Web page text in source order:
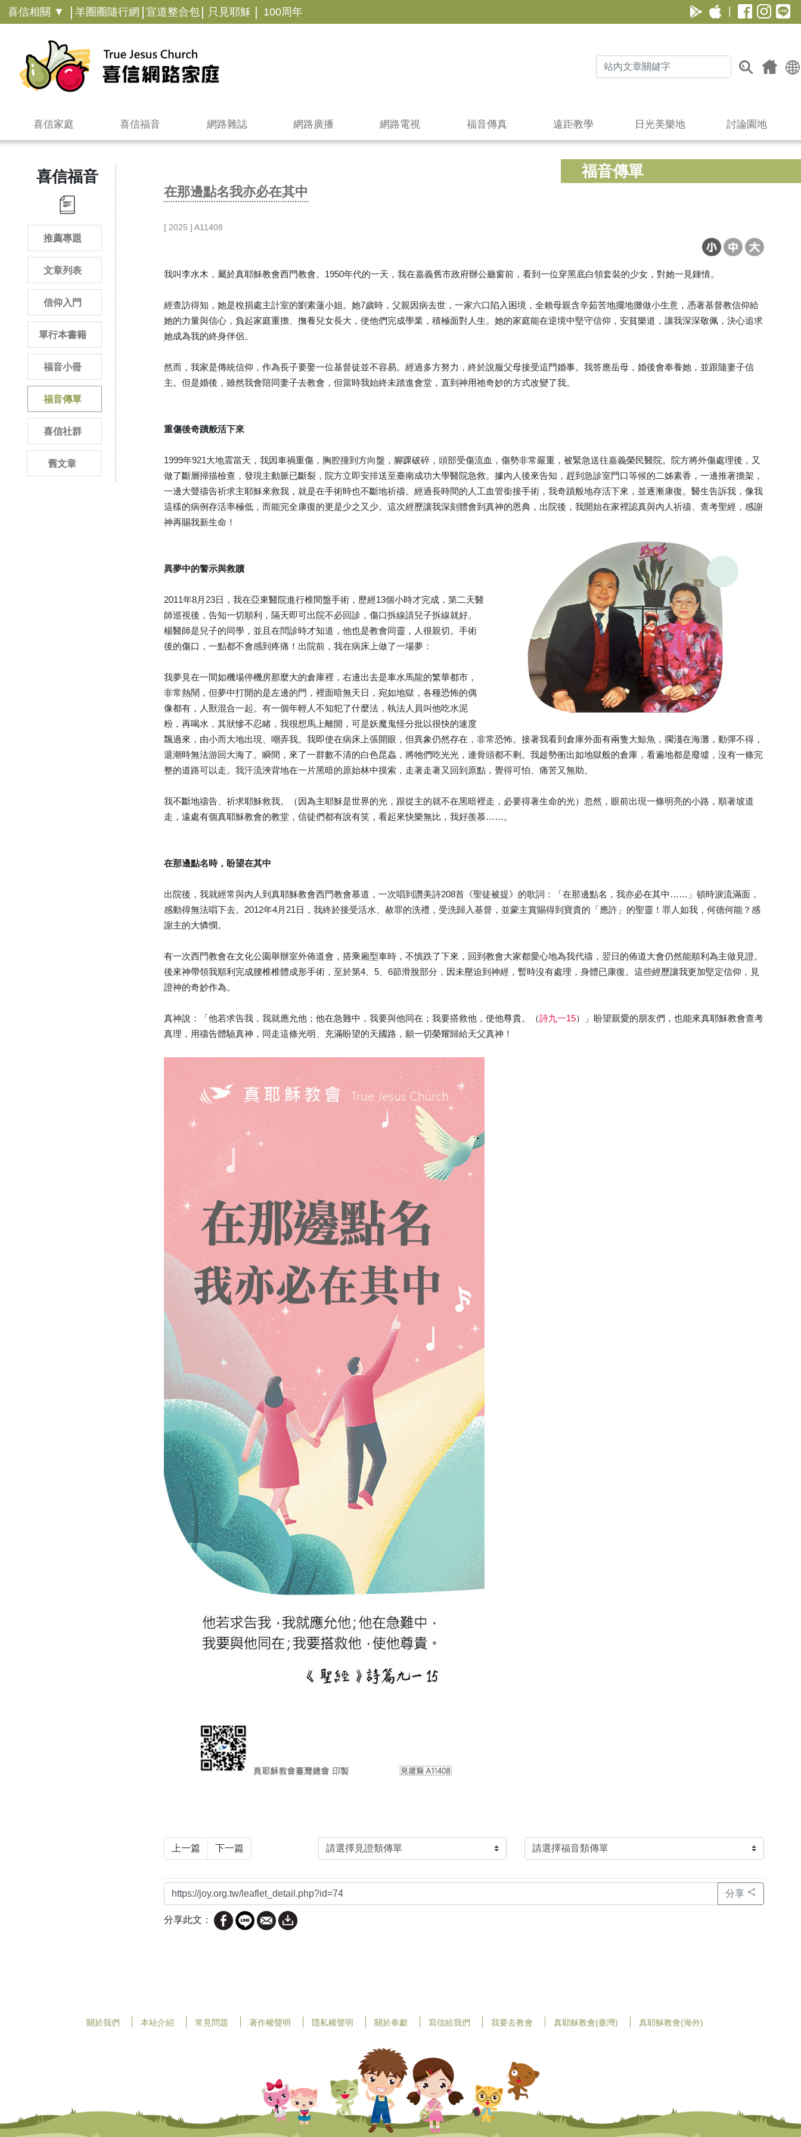
喜信相關 ▼ | 羊圈圈隨行網 | 宣道整合包 | 只見耶穌 | 100周年
喜信家庭 喜信福音 網路雜誌 網路廣播 網路電視 福音傳真 遠距教學 日光美樂地 討論園地
福音傳單
喜信福音
推薦專題
文章列表
信仰入門
單行本書籍
福音小冊
福音傳單
喜信社群
舊文章
在那邊點名我亦必在其中
[ 2025 ] A11408
我叫李水木，屬於真耶穌教會西門教會。1950年代的一天，我在嘉義舊市政府辦公廳窗前，看到一位穿黑底白領套裝的少女，對她一見鍾情。
經查訪得知，她是稅捐處主計室的劉素蓮小姐。她7歲時，父親因病去世，一家六口陷入困境，全賴母親含辛茹苦地擺地攤做小生意，憑著基督教信仰給
她的力量與信心，負起家庭重擔、撫養兒女長大，使他們完成學業，積極面對人生。她的家庭能在逆境中堅守信仰，安貧樂道，讓我深深敬佩，決心追求
她成為我的終身伴侶。
然而，我家是傳統信仰，作為長子要娶一位基督徒並不容易。經過多方努力，終於說服父母接受這門婚事。我答應岳母，婚後會奉養她，並跟隨妻子信
主。但是婚後，雖然我會陪同妻子去教會，但當時我始終未踏進會堂，直到神用祂奇妙的方式改變了我。
重傷後奇蹟般活下來
1999年921大地震當天，我因車禍重傷，胸腔撞到方向盤，腳踝破碎，頭部受傷流血，傷勢非常嚴重，被緊急送往嘉義榮民醫院。院方將外傷處理後，又
做了斷層掃描檢查，發現主動脈已斷裂，院方立即安排送至臺南成功大學醫院急救。據內人後來告知，趕到急診室門口等候的二姊素香，一邊推著擔架，
一邊大聲禱告祈求主耶穌來救我，就是在手術時也不斷地祈禱。經過長時間的人工血管銜接手術，我奇蹟般地存活下來，並逐漸康復。醫生告訴我，像我
這樣的病例存活率極低，而能完全康復的更是少之又少。這次經歷讓我深刻體會到真神的恩典，出院後，我開始在家裡認真與內人祈禱、查考聖經，感謝
神再賜我新生命！
異夢中的警示與救贖
2011年8月23日，我在亞東醫院進行椎間盤手術，歷經13個小時才完成，第二天醫
師巡視後，告知一切順利，隔天即可出院不必回診，傷口拆線請兒子拆線就好。
楊醫師是兒子的同學，並且在問診時才知道，他也是教會同靈，人很親切。手術
後的傷口，一點都不會感到疼痛！出院前，我在病床上做了一場夢：
我夢見在一間如機場停機房那麼大的倉庫裡，右邊出去是車水馬龍的繁華都市，
非常熱鬧，但夢中打開的是左邊的門，裡面暗無天日，宛如地獄，各種恐怖的偶
像都有，人獸混合一起。有一個年輕人不知犯了什麼法，執法人員叫他吃水泥
粉，再喝水，其狀慘不忍睹，我很想馬上離開，可是妖魔鬼怪分批以很快的速度
飄過來，由小而大地出現、嘲弄我。我即使在病床上張開眼，但異象仍然存在，非常恐怖。接著我看到倉庫外面有兩隻大鯨魚，擱淺在海灘，動彈不得，
退潮時無法游回大海了。瞬間，來了一群數不清的白色昆蟲，將牠們吃光光，連骨頭都不剩。我趁勢衝出如地獄般的倉庫，看遍地都是廢墟，沒有一條完
整的道路可以走。我汗流浹背地在一片黑暗的原始林中摸索，走著走著又回到原點，覺得可怕、痛苦又無助。
我不斷地禱告、祈求耶穌救我。（因為主耶穌是世界的光，跟從主的就不在黑暗裡走，必要得著生命的光）忽然，眼前出現一條明亮的小路，順著坡道
走，遠處有個真耶穌教會的教堂，信徒們都有說有笑，看起來快樂無比，我好羨慕……。
在那邊點名時，盼望在其中
出院後，我就經常與內人到真耶穌教會西門教會慕道，一次唱到讚美詩208首《聖徒被提》的歌詞：「在那邊點名，我亦必在其中……」頓時淚流滿面，
感動得無法唱下去。2012年4月21日，我終於接受活水、赦罪的洗禮，受洗歸入基督，並蒙主賞賜得到寶貴的「應許」的聖靈！罪人如我，何德何能？感
謝主的大憐憫。
有一次西門教會在文化公園舉辦室外佈道會，搭乘廂型車時，不慎跌了下來，回到教會大家都愛心地為我代禱，翌日的佈道大會仍然能順利為主做見證。
後來神帶領我順利完成腰椎椎體成形手術，至於第4、5、6節滑脫部分，因未壓迫到神經，暫時沒有處理，身體已康復。這些經歷讓我更加堅定信仰，見
證神的奇妙作為。
真神說：「他若求告我，我就應允他；他在急難中，我要與他同在；我要搭救他，使他尊貴。（詩九一15）」盼望親愛的朋友們，也能來真耶穌教會查考
真理，用禱告體驗真神，同走這條光明、充滿盼望的天國路，願一切榮耀歸給天父真神！
上一篇 下一篇
分享
分享此文：
關於我們 本站介紹 常見問題 著作權聲明 隱私權聲明 關於奉獻 寫信給我們 我要去教會 真耶穌教會(臺灣) 真耶穌教會(海外)